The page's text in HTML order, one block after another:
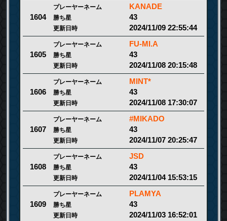
1604
プレーヤーネーム KANADE
勝ち星 43
更新日時 2024/11/09 22:55:44
1605
プレーヤーネーム FU-MI.A
勝ち星 43
更新日時 2024/11/08 20:15:48
1606
プレーヤーネーム MINT*
勝ち星 43
更新日時 2024/11/08 17:30:07
1607
プレーヤーネーム #MIKADO
勝ち星 43
更新日時 2024/11/07 20:25:47
1608
プレーヤーネーム JSD
勝ち星 43
更新日時 2024/11/04 15:53:15
1609
プレーヤーネーム PLAMYA
勝ち星 43
更新日時 2024/11/03 16:52:01